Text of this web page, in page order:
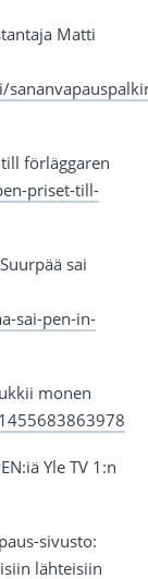
Matti
förläggaren
priset-till-
sai
sai-pen-in-
monen
Yle TV 1:n
sivusto:
lähteisiin